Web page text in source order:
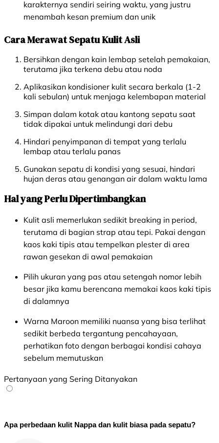
karakternya sendiri seiring waktu, yang justru
menambah kesan premium dan unik
Cara Merawat Sepatu Kulit Asli
Bersihkan dengan kain lembap setelah pemakaian,
terutama jika terkena debu atau noda
Aplikasikan kondisioner kulit secara berkala (1-2
kali sebulan) untuk menjaga kelembapan material
Simpan dalam kotak atau kantong sepatu saat
tidak dipakai untuk melindungi dari debu
Hindari penyimpanan di tempat yang terlalu
lembap atau terlalu panas
Gunakan sepatu di kondisi yang sesuai, hindari
hujan deras atau genangan air dalam waktu lama
Hal yang Perlu Dipertimbangkan
Kulit asli memerlukan sedikit breaking in period,
terutama di bagian strap atau tepi. Pakai dengan
kaos kaki tipis atau tempelkan plester di area
rawan gesekan di awal pemakaian
Pilih ukuran yang pas atau setengah nomor lebih
besar jika kamu berencana memakai kaos kaki tipis
di dalamnya
Warna Maroon memiliki nuansa yang bisa terlihat
sedikit berbeda tergantung pencahayaan,
perhatikan foto dengan berbagai kondisi cahaya
sebelum memutuskan
Pertanyaan yang Sering Ditanyakan
Apa perbedaan kulit Nappa dan kulit biasa pada sepatu?